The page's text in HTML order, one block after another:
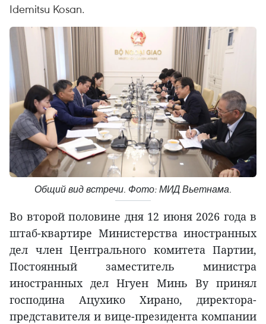
Idemitsu Kosan.
Общий вид встречи. Фото: МИД Вьетнама.
Во второй половине дня 12 июня 2026 года в
штаб-квартире Министерства иностранных
дел член Центрального комитета Партии,
Постоянный заместитель министра
иностранных дел Нгуен Минь Ву принял
господина Ацухико Хирано, директора-
представителя и вице-президента компании